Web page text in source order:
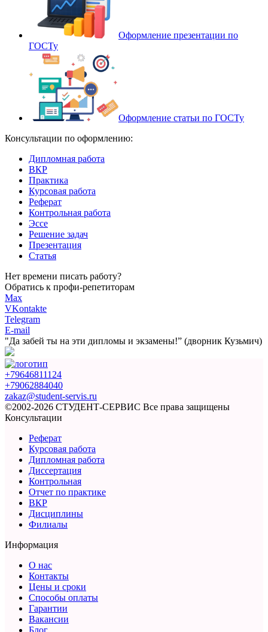
Оформление презентации по
ГОСТу
Оформление статьи по ГОСТу
Консультации по оформлению:
Дипломная работа
ВКР
Практика
Курсовая работа
Реферат
Контрольная работа
Эссе
Решение задач
Презентация
Статья
Нет времени писать работу?
Обратись к профи-репетиторам
Max
VKontakte
Telegram
E-mail
"Да забей ты на эти дипломы и экзамены!” (дворник Кузьмич)
+79646811124
+79062884040
zakaz@student-servis.ru
©2002-2026 СТУДЕНТ-СЕРВИС Все права защищены
Консультации
Реферат
Курсовая работа
Дипломная работа
Диссертация
Контрольная
Отчет по практике
ВКР
Дисциплины
Филиалы
Информация
О нас
Контакты
Цены и сроки
Способы оплаты
Гарантии
Вакансии
Блог